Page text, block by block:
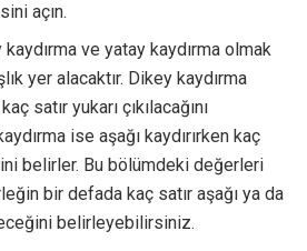
açın.
ve yatay kaydırma olmak
yer alacaktır. Dikey kaydırma
satır yukarı çıkılacağını
ise aşağı kaydırırken kaç
belirler. Bu bölümdeki değerleri
bir defada kaç satır aşağı ya da
belirleyebilirsiniz.